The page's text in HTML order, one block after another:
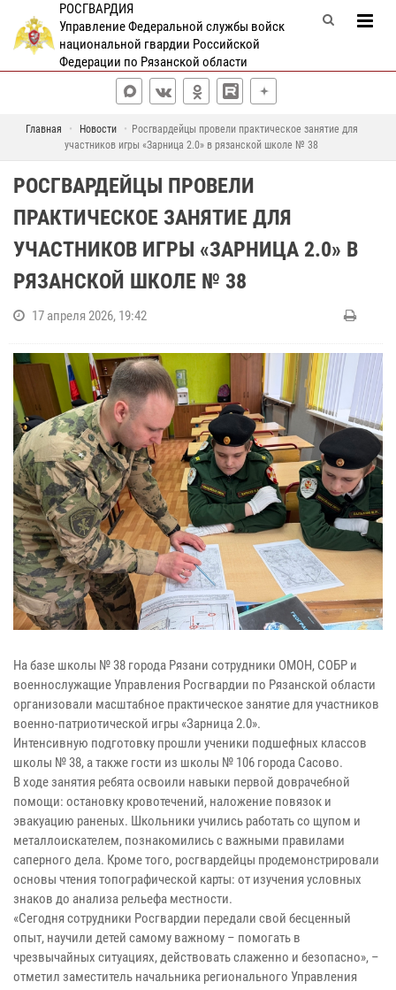
РОСГВАРДИЯ
Управление Федеральной службы войск
национальной гвардии Российской
Федерации по Рязанской области
Главная Новости
Росгвардейцы провели практическое занятие для
участников игры «Зарница 2.0» в рязанской школе № 38
РОСГВАРДЕЙЦЫ ПРОВЕЛИ
ПРАКТИЧЕСКОЕ ЗАНЯТИЕ ДЛЯ
УЧАСТНИКОВ ИГРЫ «ЗАРНИЦА 2.0» В
РЯЗАНСКОЙ ШКОЛЕ № 38
17 апреля 2026, 19:42
На базе школы № 38 города Рязани сотрудники ОМОН, СОБР и
военнослужащие Управления Росгвардии по Рязанской области
организовали масштабное практическое занятие для участников
военно-патриотической игры «Зарница 2.0».
Интенсивную подготовку прошли ученики подшефных классов
школы № 38, а также гости из школы № 106 города Сасово.
В ходе занятия ребята освоили навыки первой доврачебной
помощи: остановку кровотечений, наложение повязок и
эвакуацию раненых. Школьники учились работать со щупом и
металлоискателем, познакомились с важными правилами
саперного дела. Кроме того, росгвардейцы продемонстрировали
основы чтения топографической карты: от изучения условных
знаков до анализа рельефа местности.
«Сегодня сотрудники Росгвардии передали свой бесценный
опыт, научили детей самому важному – помогать в
чрезвычайных ситуациях, действовать слаженно и безопасно», –
отметил заместитель начальника регионального Управления